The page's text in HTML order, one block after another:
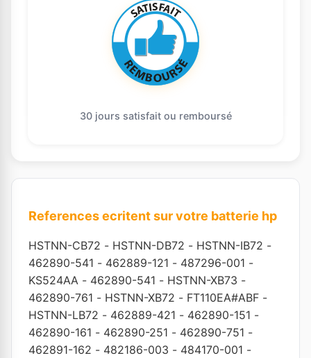
30 jours satisfait ou remboursé
References ecritent sur votre batterie hp
HSTNN-CB72 - HSTNN-DB72 - HSTNN-IB72 -
462890-541 - 462889-121 - 487296-001 -
KS524AA - 462890-541 - HSTNN-XB73 -
462890-761 - HSTNN-XB72 - FT110EA#ABF -
HSTNN-LB72 - 462889-421 - 462890-151 -
462890-161 - 462890-251 - 462890-751 -
462891-162 - 482186-003 - 484170-001 -